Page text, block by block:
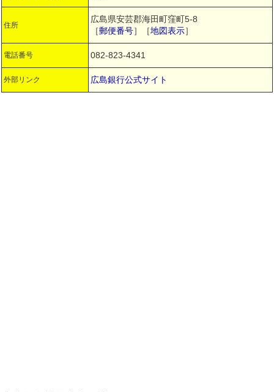
住所
広島県安芸郡海田町窪町5-8
［郵便番号］［地図表示］
電話番号 082-823-4341
外部リンク 広島銀行公式サイト